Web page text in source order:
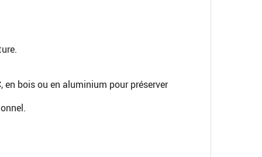
bois ou en aluminium pour préserver